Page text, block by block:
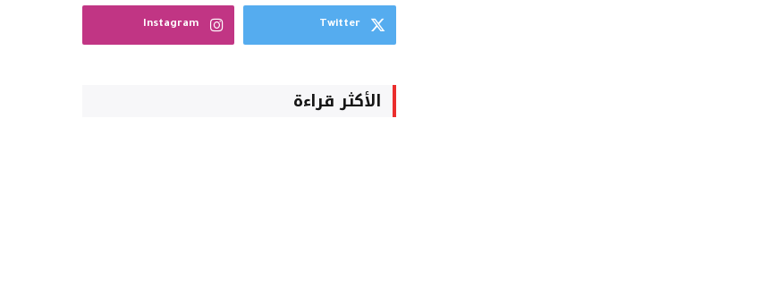
Twitter
Instagram
الأكثر قراءة